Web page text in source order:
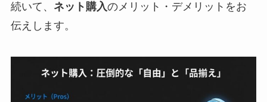
続いて、 ネット購入のメリット・デメリットをお
伝えします。